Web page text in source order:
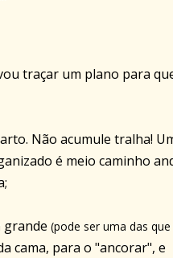
traçar um plano para
Não acumule tralha!
é meio caminho
grande (pode ser uma das que
cama, para o "ancorar", e